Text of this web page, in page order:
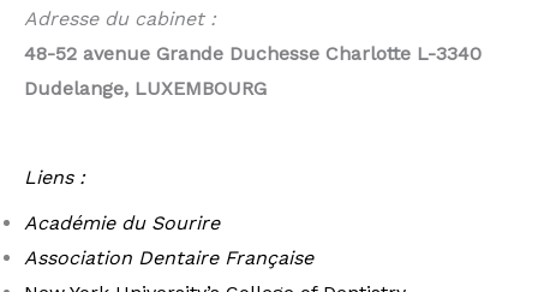
Adresse du cabinet :
48-52 avenue Grande Duchesse Charlotte L-3340
Dudelange, LUXEMBOURG
Liens :
Académie du Sourire
Association Dentaire Française